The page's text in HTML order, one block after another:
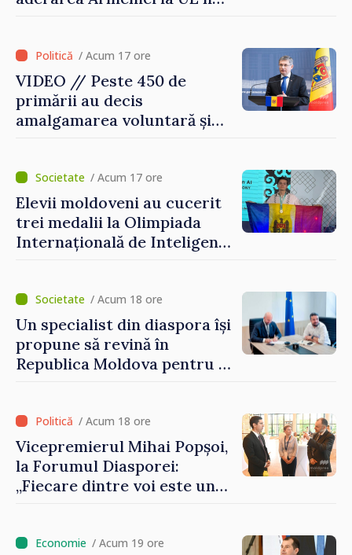
/ Acum 17 ore
VIDEO // Peste 450 de
primării au decis
amalgamarea voluntară și
Grosu: „Este important să
depășim blocajele și să dăm o
șansă localităților să se
dezvolte”
/ Acum 17 ore
Elevii moldoveni au cucerit
trei medalii la Olimpiada
Internațională de Inteligență
/ Acum 18 ore
Un specialist din diaspora își
propune să revină în
Republica Moldova pentru a
/ Acum 18 ore
Vicepremierul Mihai Popșoi,
la Forumul Diasporei:
„Fiecare dintre voi este un
imaginii Republicii Moldova”
/ Acum 19 ore